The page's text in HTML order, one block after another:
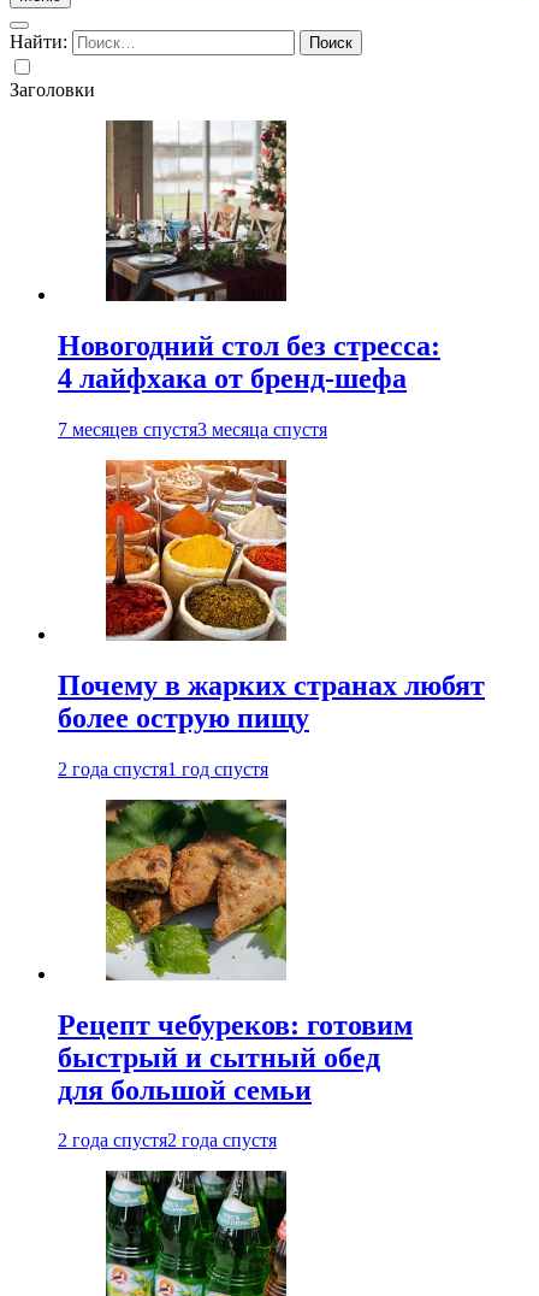
Найти:
Заголовки
Новогодний стол без стресса:
4 лайфхака от бренд-шефа
7 месяцев спустя3 месяца спустя
Почему в жарких странах любят
более острую пищу
2 года спустя1 год спустя
Рецепт чебуреков: готовим
быстрый и сытный обед
для большой семьи
2 года спустя2 года спустя